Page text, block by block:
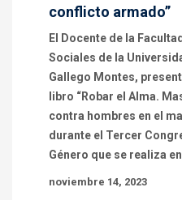
conflicto armado”
El Docente de la
Sociales de la
Gallego Montes,
libro “Robar el Alma.
contra hombres en el
durante el Tercer
Género que se realiza
noviembre 14, 2023